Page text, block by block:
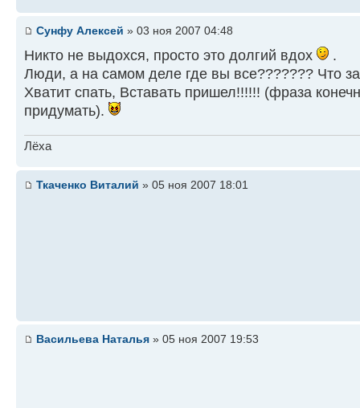
Сунфу Алексей » 03 ноя 2007 04:48
Никто не выдохся, просто это долгий вдох
.
Люди, а на самом деле где вы все??????? Что
Хватит спать, Вставать пришел!!!!!! (фраза
придумать).
Лёха
Ткаченко Виталий » 05 ноя 2007 18:01
Васильева Наталья » 05 ноя 2007 19:53